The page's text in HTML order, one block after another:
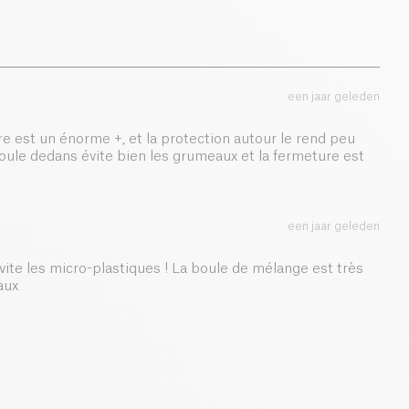
een jaar geleden
est un énorme +, et la protection autour le rend peu
dedans évite bien les grumeaux et la fermeture est
een jaar geleden
les micro-plastiques ! La boule de mélange est très